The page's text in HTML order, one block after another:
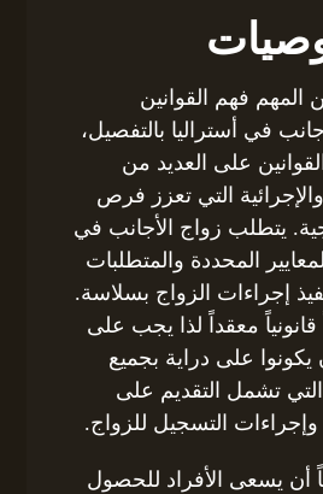
المهم فهم القوانين
في أستراليا بالتفصيل،
على العديد من
والإجرائية التي تعزز فرص
يتطلب زواج الأجانب في
المحددة والمتطلبات
إجراءات الزواج بسلاسة.
قانونياً معقداً لذا يجب على
يكونوا على دراية بجميع
تشمل التقديم على
وإجراءات التسجيل للزواج.
أن يسعى الأفراد للحصول